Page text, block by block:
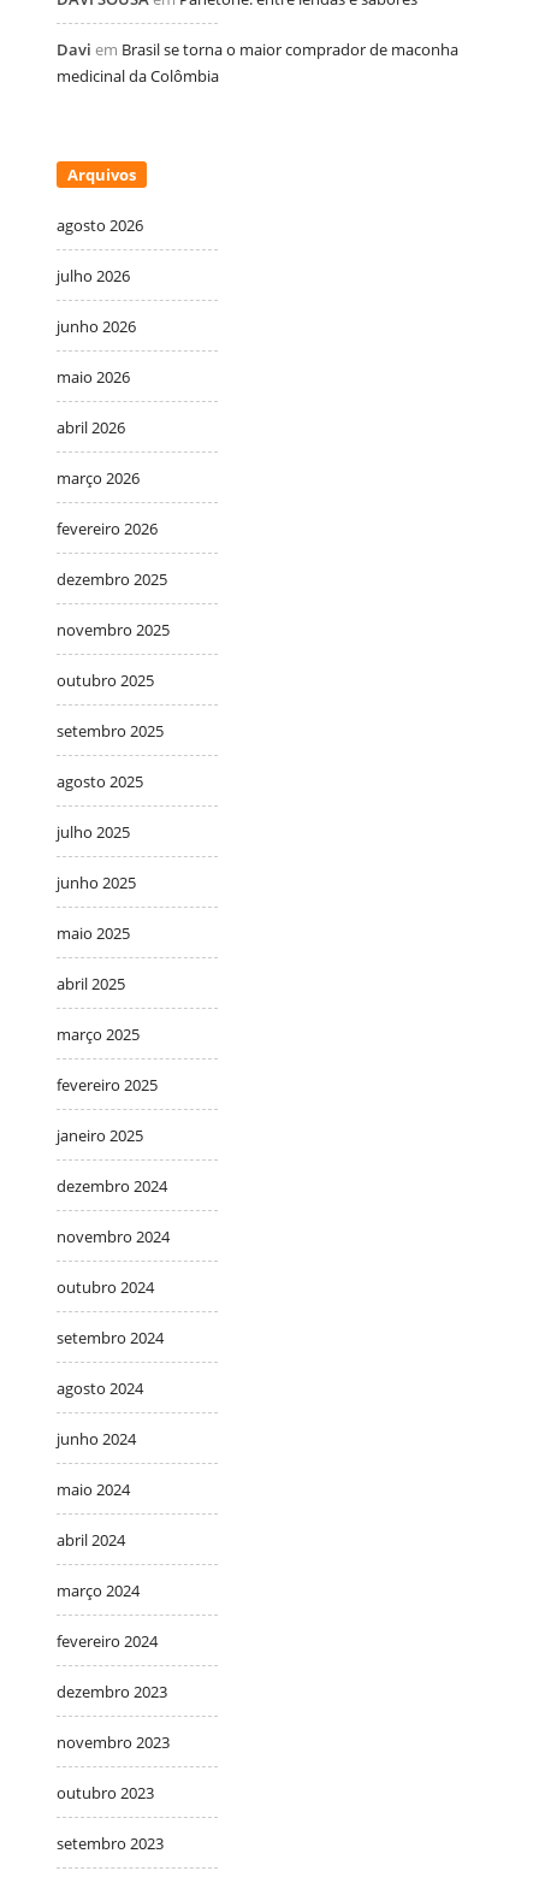
Davi em Brasil se torna o maior comprador de maconha
medicinal da Colômbia
Arquivos
agosto 2026
julho 2026
junho 2026
maio 2026
abril 2026
março 2026
fevereiro 2026
dezembro 2025
novembro 2025
outubro 2025
setembro 2025
agosto 2025
julho 2025
junho 2025
maio 2025
abril 2025
março 2025
fevereiro 2025
janeiro 2025
dezembro 2024
novembro 2024
outubro 2024
setembro 2024
agosto 2024
junho 2024
maio 2024
abril 2024
março 2024
fevereiro 2024
dezembro 2023
novembro 2023
outubro 2023
setembro 2023